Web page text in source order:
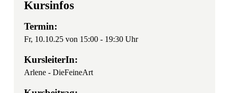
Kursinfos
Termin:
Fr, 10.10.25 von 15:00 - 19:30 Uhr
KursleiterIn:
Arlene - DieFeineArt